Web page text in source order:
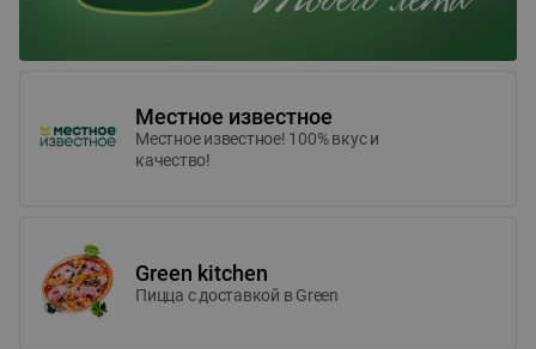
Местное известное
Местное известное! 100% вкус и
качество!
Green kitchen
Пицца c доставкой в Green